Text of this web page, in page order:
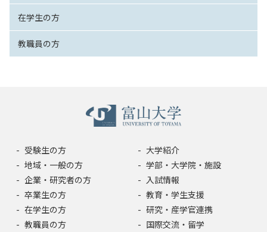
在学生の方
教職員の方
受験生の方
地域・一般の方
企業・研究者の方
卒業生の方
在学生の方
教職員の方
大学紹介
学部・大学院・施設
入試情報
教育・学生支援
研究・産学官連携
国際交流・留学